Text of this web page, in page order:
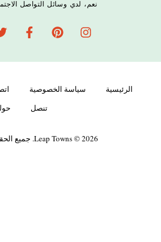
نعم، لدي وسائل التواصل الاجتماعي
الرئيسية سياسة الخصوصية اتصل بنا
تنصل
Leap Towns © 2026. جميع الحقوق محفوظة